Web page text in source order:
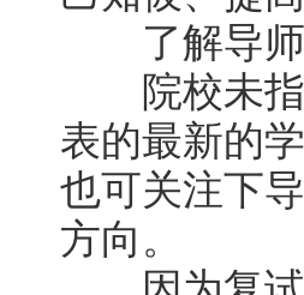
了解导师
院校未指
表的最新的
也可关注下
方向。